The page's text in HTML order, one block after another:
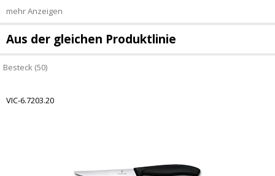
mehr Anzeigen
Aus der gleichen Produktlinie
Besteck (50)
VIC-6.7203.20